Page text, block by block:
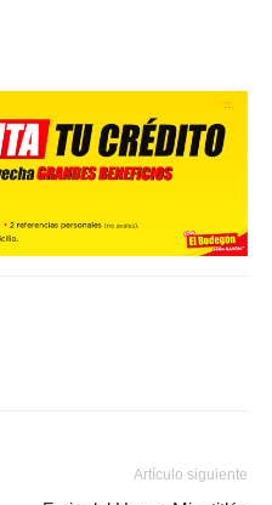
Artículo siguiente